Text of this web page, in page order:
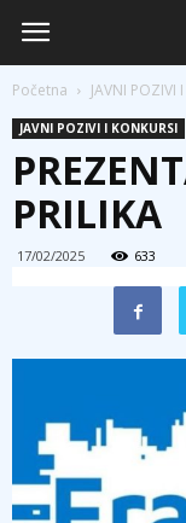
Početna JAVNI POZIVI
JAVNI POZIVI I KONKURSI
PRILIKA
17/02/2025 633